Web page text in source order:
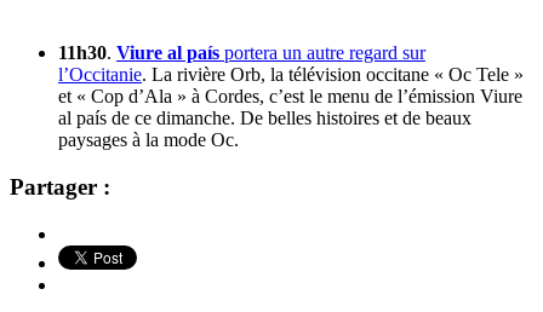
11h30. Viure al país portera un autre regard sur
l’Occitanie. La rivière Orb, la télévision occitane « Oc Tele »
et « Cop d’Ala » à Cordes, c’est le menu de l’émission Viure
al país de ce dimanche. De belles histoires et de beaux
paysages à la mode Oc.
Partager :